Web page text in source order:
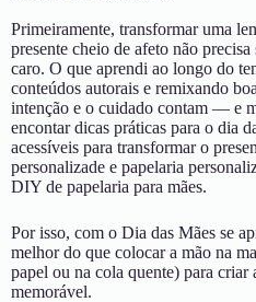
Primeiramente, transformar uma
presente cheio de afeto não
caro. O que aprendi ao longo do
conteúdos autorais e remixando
intenção e o cuidado contam — e
encontar dicas práticas para o dia
acessíveis para transformar o
personalizade e papelaria
DIY de papelaria para mães.
Por isso, com o Dia das Mães se
melhor do que colocar a mão na
papel ou na cola quente) para criar
memorável.